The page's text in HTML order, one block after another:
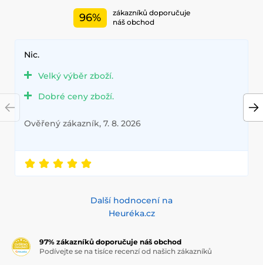
96%
zákazníků doporučuje
náš obchod
Nic.
Velký výběr zboží.
Dobré ceny zboží.
Ověřený zákazník, 7. 8. 2026
Další hodnocení na
Heuréka.cz
97% zákazníků doporučuje náš obchod
Podívejte se na tisíce recenzí od našich zákazníků